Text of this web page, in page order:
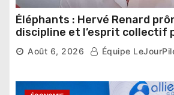
Éléphants : Hervé Renard
discipline et l’esprit collectif
nouveau départ
Août 6, 2026 Équipe